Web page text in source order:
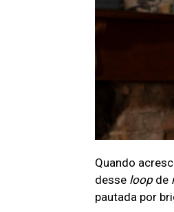
Quando
desse loop de
pautada por